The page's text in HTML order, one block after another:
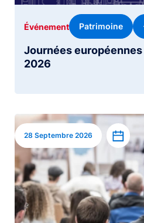
Journées
2026
Événement Patrimoine
Image
28 Septembre 2026